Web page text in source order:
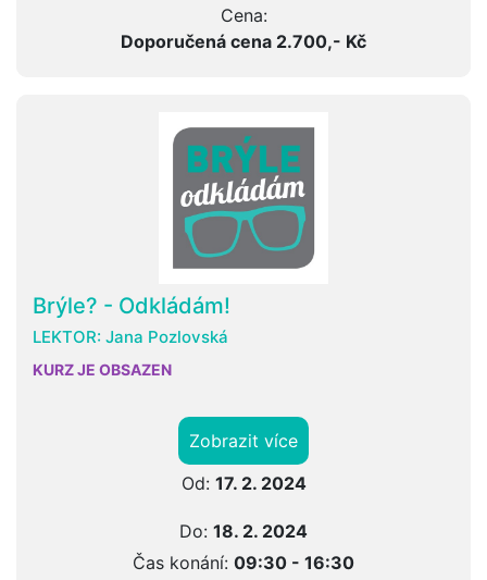
Cena:
Doporučená cena 2.700,- Kč
Brýle? - Odkládám!
LEKTOR: Jana Pozlovská
KURZ JE OBSAZEN
Zobrazit více
Od: 17. 2. 2024
Do: 18. 2. 2024
Čas konání: 09:30 - 16:30